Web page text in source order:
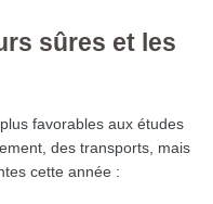
sûres et les
favorables aux études
des transports, mais
cette année :